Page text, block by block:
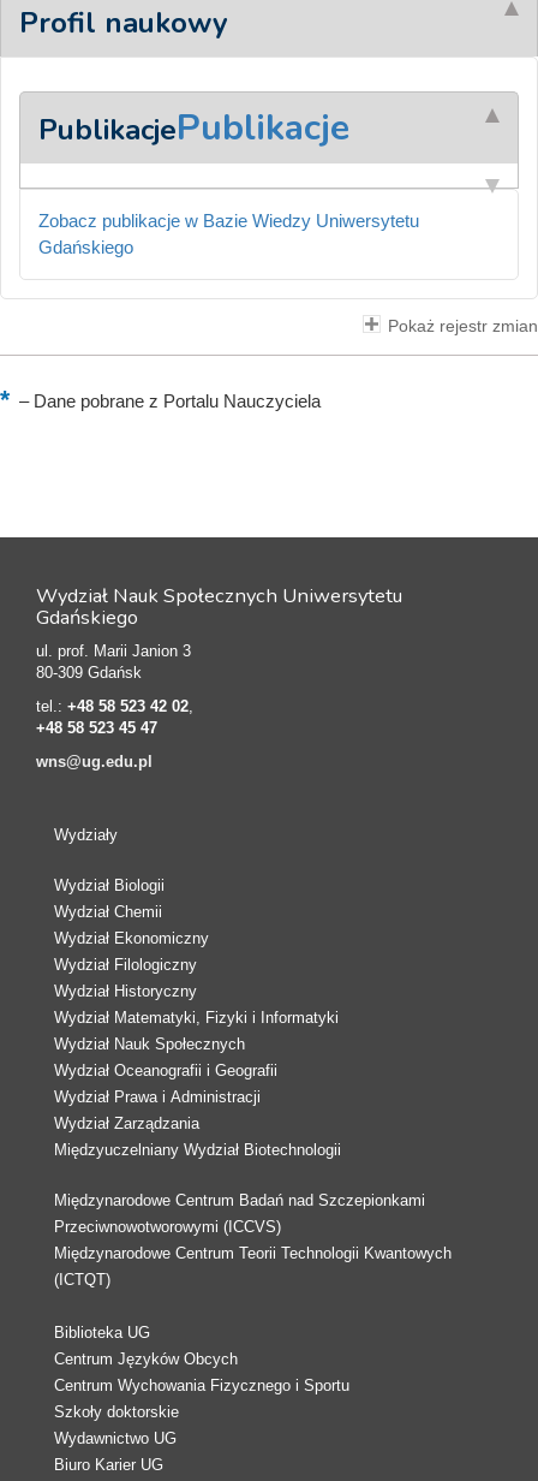
Profil naukowy
PublikacjePublikacje
Zobacz publikacje w Bazie Wiedzy Uniwersytetu
Gdańskiego
Pokaż rejestr zmian
–Dane pobrane z Portalu Nauczyciela
Wydział Nauk Społecznych Uniwersytetu
Gdańskiego
ul. prof. Marii Janion 3
80-309 Gdańsk
tel.: +48 58 523 42 02
+48 58 523 45 47
wns@ug.edu.pl
Wydziały
Wydział Biologii
Wydział Chemii
Wydział Ekonomiczny
Wydział Filologiczny
Wydział Historyczny
Wydział Matematyki, Fizyki i Informatyki
Wydział Nauk Społecznych
Wydział Oceanografii i Geografii
Wydział Prawa i Administracji
Wydział Zarządzania
Międzyuczelniany Wydział Biotechnologii
Międzynarodowe Centrum Badań nad Szczepionkami
Przeciwnowotworowymi (ICCVS)
Międzynarodowe Centrum Teorii Technologii Kwantowych
(ICTQT)
Biblioteka UG
Centrum Języków Obcych
Centrum Wychowania Fizycznego i Sportu
Szkoły doktorskie
Wydawnictwo UG
Biuro Karier UG